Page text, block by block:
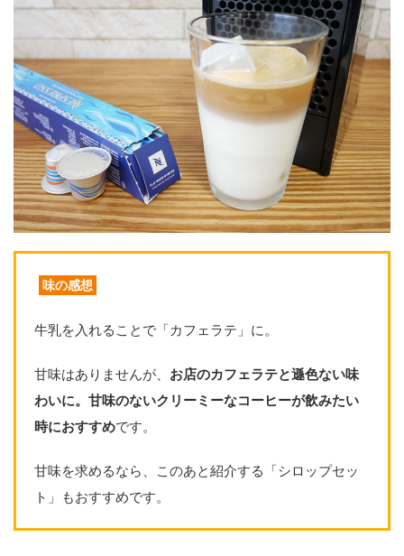
味の感想
牛乳を入れることで「カフェラテ」に。
甘味はありませんが、 お店のカフェラテと遜色ない味
わいに。甘味のないクリーミーなコーヒーが飲みたい
時におすすめです。
甘味を求めるなら、このあと紹介する「シロップセッ
ト」もおすすめです。